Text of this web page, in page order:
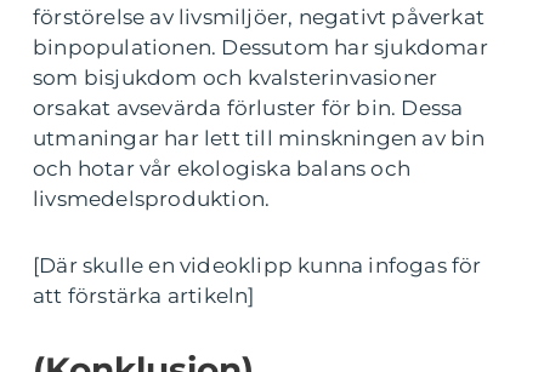
förstörelse av livsmiljöer, negativt påverkat
binpopulationen. Dessutom har sjukdomar
som bisjukdom och kvalsterinvasioner
orsakat avsevärda förluster för bin. Dessa
utmaningar har lett till minskningen av bin
och hotar vår ekologiska balans och
livsmedelsproduktion.
[Där skulle en videoklipp kunna infogas för
att förstärka artikeln]